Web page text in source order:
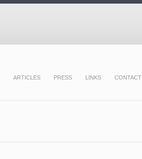
ARTICLES PRESS LINKS CONTACT